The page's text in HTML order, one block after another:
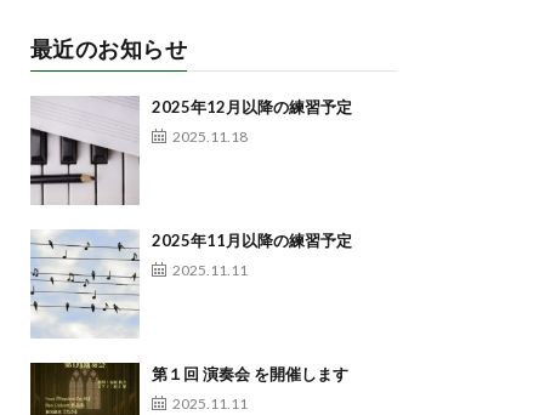
最近のお知らせ
2025年12月以降の練習予定
2025.11.18
2025年11月以降の練習予定
2025.11.11
第１回 演奏会 を開催します
2025.11.11